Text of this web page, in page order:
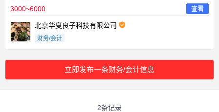
3000~6000 查看
北京华夏良子科技有限公司
财务/会计
立即发布一条财务/会计信息
2条记录